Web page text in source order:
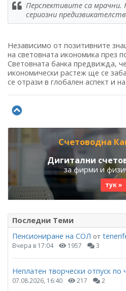
Перспективите са мрачни.
сериозни
Независимо от позитивните
на световната икономика през
Световната банка предвижда,
икономически растеж ще се
се отрази в глобален аспект и
Счетоводна
Дигитални
за фирми и
тук »
Последни Теми
Пенсиониране на СОЛ от
Вчера в 17:04 1957 3
Неплатен творчески отпуск по
07.08.2026, 16:40 217 2